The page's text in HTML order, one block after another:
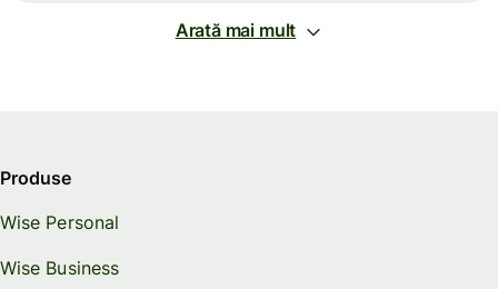
Arată mai mult
Produse
Wise Personal
Wise Business